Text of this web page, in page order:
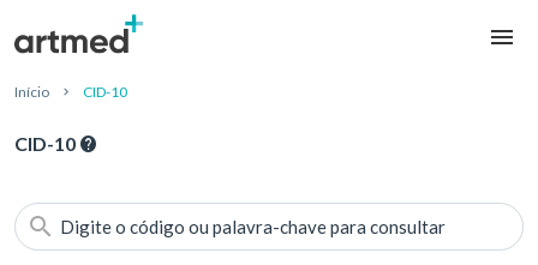
Início CID-10
CID-10
Digite o código ou palavra-chave para consultar